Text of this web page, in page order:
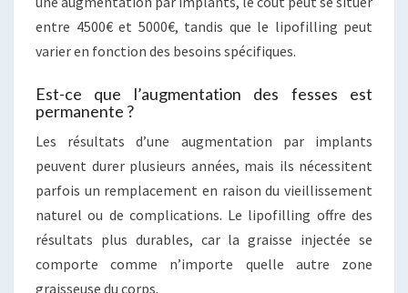
entre 4500€ et 5000€, tandis que le lipofilling peut
varier en fonction des besoins spécifiques.
Est-ce que l’augmentation des fesses est
permanente ?
Les résultats d’une augmentation par implants
peuvent durer plusieurs années, mais ils nécessitent
parfois un remplacement en raison du vieillissement
naturel ou de complications. Le lipofilling offre des
résultats plus durables, car la graisse injectée se
comporte comme n’importe quelle autre zone
graisseuse du corps.